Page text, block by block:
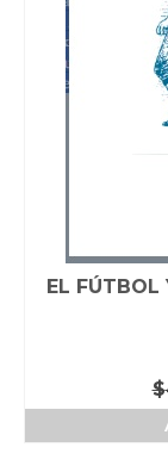
EL FÚTBOL
$